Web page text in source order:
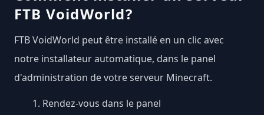
FTB VoidWorld?
FTB VoidWorld peut être installé en un clic avec
notre installateur automatique, dans le panel
d'administration de votre serveur Minecraft.
Rendez-vous dans le panel